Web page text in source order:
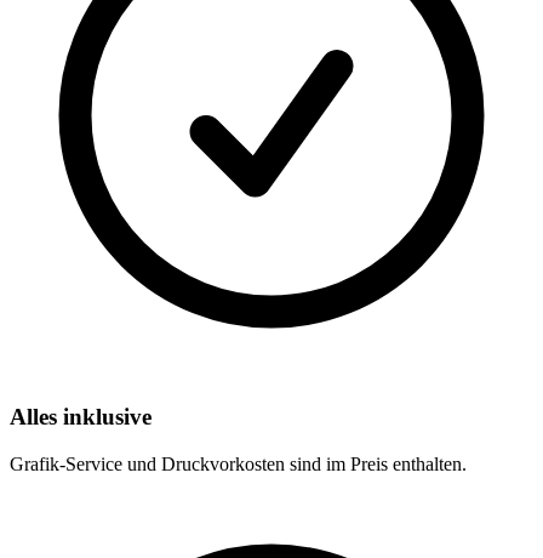
Alles inklusive
Grafik-Service und Druckvorkosten sind im Preis enthalten.